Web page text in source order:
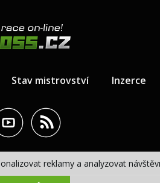
reklamy a analyzovat
Stav mistrovství Inzerce